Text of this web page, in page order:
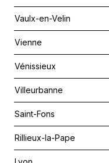
Vaulx-en-Velin
Vienne
Vénissieux
Villeurbanne
Saint-Fons
Rillieux-la-Pape